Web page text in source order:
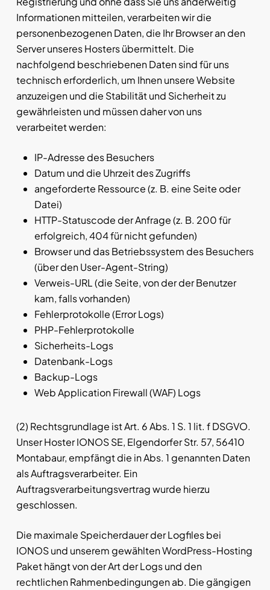
Informationen mitteilen, verarbeiten wir die
personenbezogenen Daten, die Ihr Browser an den
Server unseres Hosters übermittelt. Die
nachfolgend beschriebenen Daten sind für uns
technisch erforderlich, um Ihnen unsere Website
anzuzeigen und die Stabilität und Sicherheit zu
gewährleisten und müssen daher von uns
verarbeitet werden:
IP-Adresse des Besuchers
Datum und die Uhrzeit des Zugriffs
angeforderte Ressource (z. B. eine Seite oder
Datei)
HTTP-Statuscode der Anfrage (z. B. 200 für
erfolgreich, 404 für nicht gefunden)
Browser und das Betriebssystem des Besuchers
(über den User-Agent-String)
Verweis-URL (die Seite, von der der Benutzer
kam, falls vorhanden)
Fehlerprotokolle (Error Logs)
PHP-Fehlerprotokolle
Sicherheits-Logs
Datenbank-Logs
Backup-Logs
Web Application Firewall (WAF) Logs
(2) Rechtsgrundlage ist Art. 6 Abs. 1 S. 1 lit. f DSGVO.
Unser Hoster IONOS SE, Elgendorfer Str. 57, 56410
Montabaur, empfängt die in Abs. 1 genannten Daten
als Auftragsverarbeiter. Ein
Auftragsverarbeitungsvertrag wurde hierzu
geschlossen.
Die maximale Speicherdauer der Logfiles bei
IONOS und unserem gewählten WordPress-Hosting
Paket hängt von der Art der Logs und den
rechtlichen Rahmenbedingungen ab. Die gängigen